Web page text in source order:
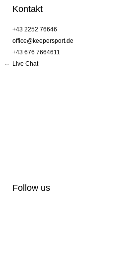
Kontakt
+43 2252 76646
office@keepersport.de
+43 676 7664611
Live Chat
Follow us